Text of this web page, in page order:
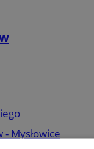
Mysłowice